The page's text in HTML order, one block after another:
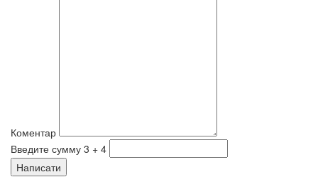
Коментар
Введите сумму 3 + 4
Написати